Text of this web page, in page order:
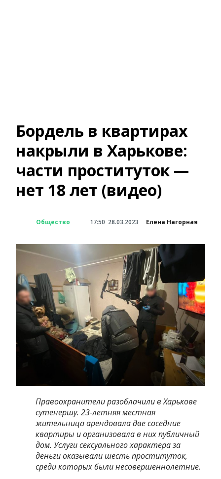
Бордель в квартирах
накрыли в Харькове:
части проституток —
нет 18 лет (видео)
Общество 17:50 28.03.2023 Елена Нагорная
Правоохранители разоблачили в Харькове
сутенершу. 23-летняя местная
жительница арендовала две соседние
квартиры и организовала в них публичный
дом. Услуги сексуального характера за
деньги оказывали шесть проституток,
среди которых были несовершеннолетние.